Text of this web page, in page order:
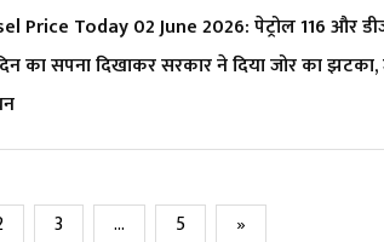
Price Today 02 June 2026: पेट्रोल 116 और
का सपना दिखाकर सरकार ने दिया जोर का
3 … 5 »